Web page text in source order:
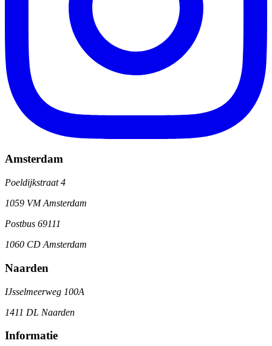
Amsterdam
Poeldijkstraat 4
1059 VM Amsterdam
Postbus 69111
1060 CD Amsterdam
Naarden
IJsselmeerweg 100A
1411 DL Naarden
Informatie